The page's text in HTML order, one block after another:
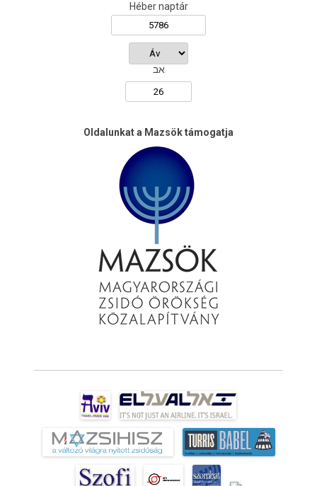
Héber naptár
אב
Oldalunkat a Mazsök támogatja